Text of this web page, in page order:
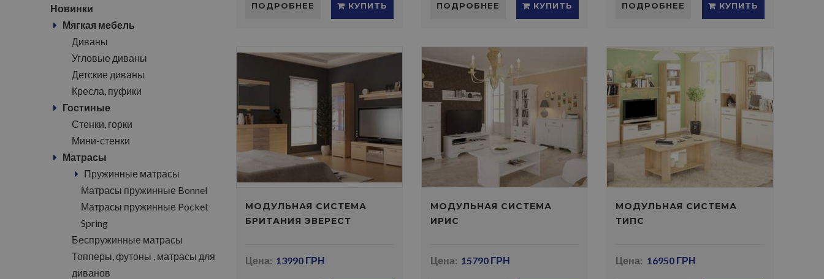
Новинки
Мягкая мебель
Диваны
Угловые диваны
Детские диваны
Кресла, пуфики
Гостиные
Стенки, горки
Мини-стенки
Матрасы
Пружинные матрасы
Матрасы пружинные Bonnel
Матрасы пружинные Pocket
Spring
Беспружинные матрасы
Топперы, футоны , матрасы для
диванов
ПОДРОБНЕЕ КУПИТЬ ПОДРОБНЕЕ КУПИТЬ ПОДРОБНЕЕ КУПИТЬ
МОДУЛЬНАЯ СИСТЕМА
БРИТАНИЯ ЭВЕРЕСТ
Цена: 13990 ГРН
МОДУЛЬНАЯ СИСТЕМА
ИРИС
Цена: 15790 ГРН
МОДУЛЬНАЯ СИСТЕМА
ТИПС
Цена: 16950 ГРН